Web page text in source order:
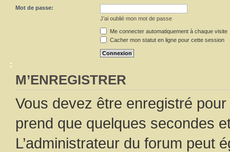
Mot de passe:
J’ai oublié mon mot de passe
Me connecter automatiquement à chaque visite
Cacher mon statut en ligne pour cette session
M’ENREGISTRER
Vous devez être enregistré
prend que quelques secondes
L’administrateur du forum peut